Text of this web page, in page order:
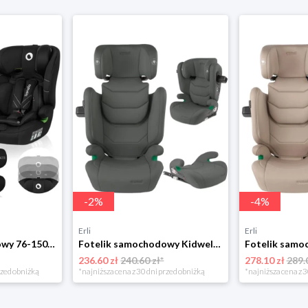
Fotelik samochodowy 76-150cm SZEROKIE SIEDZISKO 9-36kg Lionelo LEVI I-SIZE
obniżką
-2%
Erli
Fotelik samochodowy Kidwell TENDO 100-150 cm ISOFIX I-SIZE 15-36 kg szary
236.60 zł240.60 zł*
*najniższa cena z 30 dni przed obniżką
-4%
Erli
278.10 zł
*najniższa cena z